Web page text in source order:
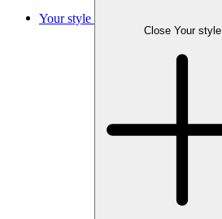
Your style
Close Your style